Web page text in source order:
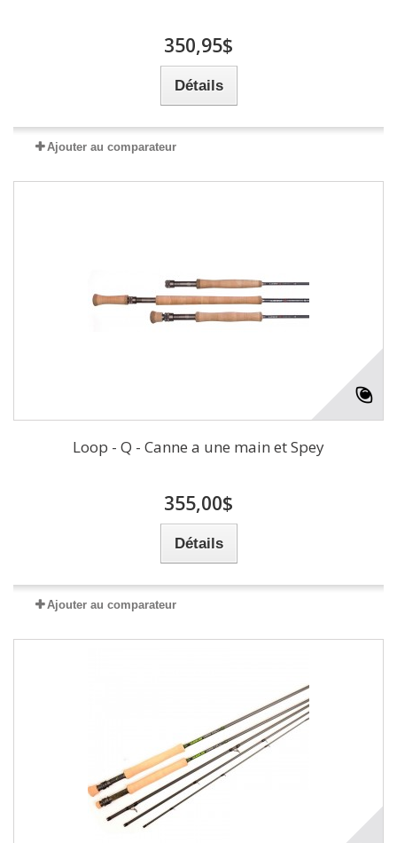
350,95$
Détails
Ajouter au comparateur
Loop - Q - Canne a une main et Spey
355,00$
Détails
Ajouter au comparateur